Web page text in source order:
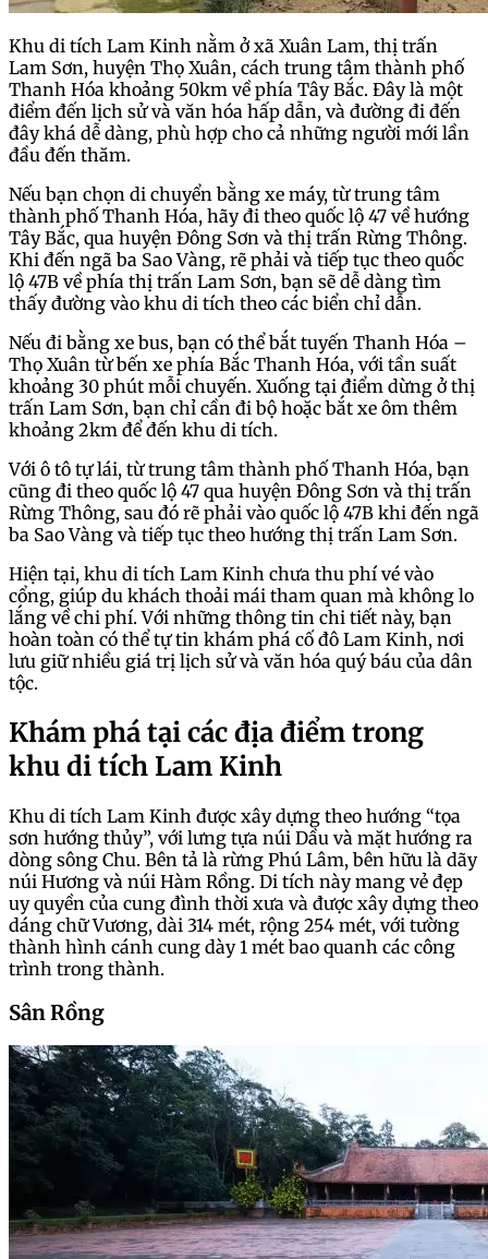
Khu di tích Lam Kinh nằm ở xã Xuân Lam, thị trấn
Lam Sơn, huyện Thọ Xuân, cách trung tâm thành phố
Thanh Hóa khoảng 50km về phía Tây Bắc. Đây là một
điểm đến lịch sử và văn hóa hấp dẫn, và đường đi đến
đây khá dễ dàng, phù hợp cho cả những người mới lần
đầu đến thăm.
Nếu bạn chọn di chuyển bằng xe máy, từ trung tâm
thành phố Thanh Hóa, hãy đi theo quốc lộ 47 về hướng
Tây Bắc, qua huyện Đông Sơn và thị trấn Rừng Thông.
Khi đến ngã ba Sao Vàng, rẽ phải và tiếp tục theo quốc
lộ 47B về phía thị trấn Lam Sơn, bạn sẽ dễ dàng tìm
thấy đường vào khu di tích theo các biển chỉ dẫn.
Nếu đi bằng xe bus, bạn có thể bắt tuyến Thanh Hóa –
Thọ Xuân từ bến xe phía Bắc Thanh Hóa, với tần suất
khoảng 30 phút mỗi chuyến. Xuống tại điểm dừng ở thị
trấn Lam Sơn, bạn chỉ cần đi bộ hoặc bắt xe ôm thêm
khoảng 2km để đến khu di tích.
Với ô tô tự lái, từ trung tâm thành phố Thanh Hóa, bạn
cũng đi theo quốc lộ 47 qua huyện Đông Sơn và thị trấn
Rừng Thông, sau đó rẽ phải vào quốc lộ 47B khi đến ngã
ba Sao Vàng và tiếp tục theo hướng thị trấn Lam Sơn.
Hiện tại, khu di tích Lam Kinh chưa thu phí vé vào
cổng, giúp du khách thoải mái tham quan mà không lo
lắng về chi phí. Với những thông tin chi tiết này, bạn
hoàn toàn có thể tự tin khám phá cố đô Lam Kinh, nơi
lưu giữ nhiều giá trị lịch sử và văn hóa quý báu của dân
tộc.
Khám phá tại các địa điểm trong
khu di tích Lam Kinh
Khu di tích Lam Kinh được xây dựng theo hướng “tọa
sơn hướng thủy”, với lưng tựa núi Dầu và mặt hướng ra
dòng sông Chu. Bên tả là rừng Phú Lâm, bên hữu là dãy
núi Hương và núi Hàm Rồng. Di tích này mang vẻ đẹp
uy quyền của cung đình thời xưa và được xây dựng theo
dáng chữ Vương, dài 314 mét, rộng 254 mét, với tường
thành hình cánh cung dày 1 mét bao quanh các công
trình trong thành.
Sân Rồng